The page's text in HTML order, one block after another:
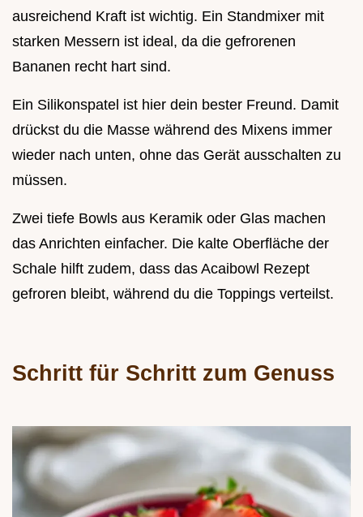
ausreichend Kraft ist wichtig. Ein Standmixer mit
starken Messern ist ideal, da die gefrorenen
Bananen recht hart sind.
Ein Silikonspatel ist hier dein bester Freund. Damit
drückst du die Masse während des Mixens immer
wieder nach unten, ohne das Gerät ausschalten zu
müssen.
Zwei tiefe Bowls aus Keramik oder Glas machen
das Anrichten einfacher. Die kalte Oberfläche der
Schale hilft zudem, dass das Acaibowl Rezept
gefroren bleibt, während du die Toppings verteilst.
Schritt für Schritt zum Genuss